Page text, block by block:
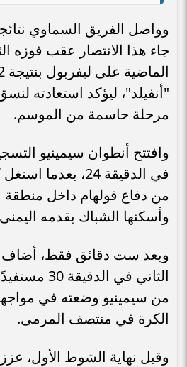
وواصل الفريق السماوي
جاء هذا الانتصار عقب فوزه
"أنفيلد"، ليؤكد استعادته
مرحلة حاسمة من الموسم.
وافتتح أنطوان سيمينيو
في الدقيقة 24،
من دفاع فولهام داخل
وأسكنها الشباك بقدمه
وبعد ست دقائق فقط، أضاف
الثاني في
من سيمينيو وضعته في
الكرة في منتصف المرمى.
وقبل نهاية الشوط الأول، عزز